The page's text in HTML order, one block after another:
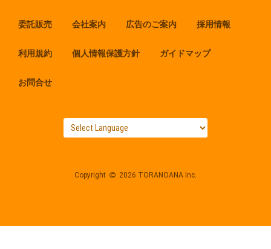
委託販売 会社案内 広告のご案内 採用情報
利用規約 個人情報保護方針 ガイドマップ
お問合せ
Copyright 2026 TORANOANA Inc.